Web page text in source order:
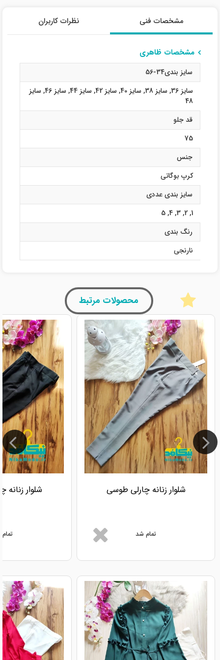
مشخصات فنی نظرات کاربران
مشخصات ظاهری
سایز بندی34-56
سایز 36
, سایز 38 , سایز 40 , سایز 42 , سایز 44 , سایز 46 , سایز
48
قد جلو
75
جنس
کرپ بوگاتی
سایز بندی عددی
1
,
2
,
3
,
4
,
5
رنگ بندی
نارنجی
محصولات مرتبط
شلوار زنانه چارلی طوسی
تمام شد
شلوار